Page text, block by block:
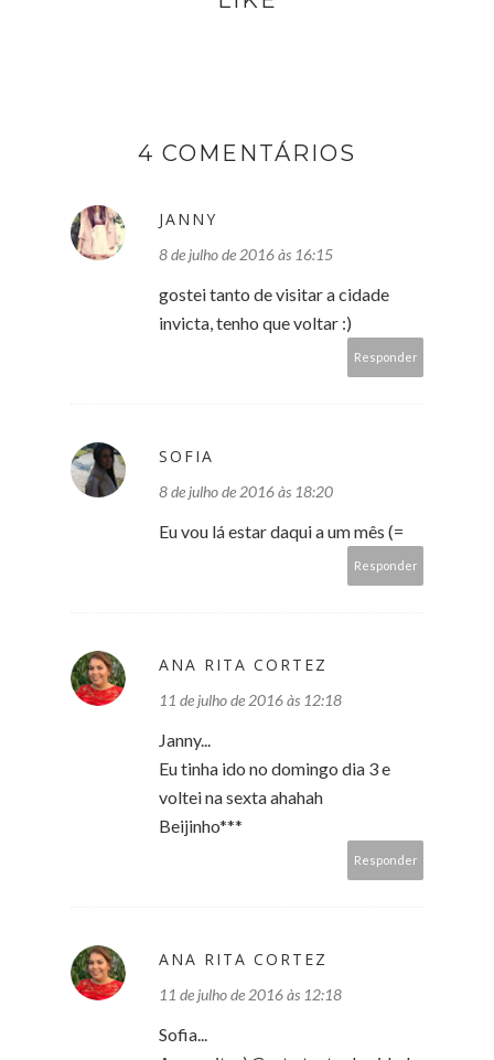
4 COMENTÁRIOS
JANNY
8 de julho de 2016 às 16:15
gostei tanto de visitar a cidade
invicta, tenho que voltar :)
Responder
SOFIA
8 de julho de 2016 às 18:20
Eu vou lá estar daqui a um mês (=
Responder
ANA RITA CORTEZ
11 de julho de 2016 às 12:18
Janny...
Eu tinha ido no domingo dia 3 e
voltei na sexta ahahah
Beijinho***
Responder
ANA RITA CORTEZ
11 de julho de 2016 às 12:18
Sofia...